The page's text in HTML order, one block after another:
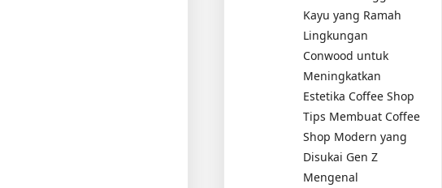
Kayu yang Ramah
Lingkungan
Conwood untuk
Meningkatkan
Estetika Coffee Shop
Tips Membuat Coffee
Shop Modern yang
Disukai Gen Z
Mengenal